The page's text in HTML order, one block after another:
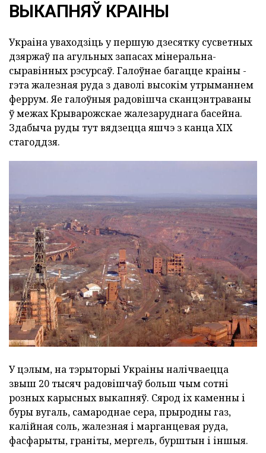
ВЫКАПНЯЎ КРАІНЫ
Украіна уваходзіць у першую дзесятку сусветных
дзяржаў па агульных запасах мінеральна-
сыравінных рэсурсаў. Галоўнае багацце краіны -
гэта жалезная руда з даволі высокім утрыманнем
феррум. Яе галоўныя радовішча сканцэнтраваны
ў межах Крыварожскае жалезаруднага басейна.
Здабыча руды тут вядзецца яшчэ з канца XIX
стагоддзя.
У цэлым, на тэрыторыі Украіны налічваецца
звыш 20 тысяч радовішчаў больш чым сотні
розных карысных выкапняў. Сярод іх каменны і
буры вугаль, самароднае сера, прыродны газ,
калійная соль, жалезная і марганцевая руда,
фасфарыты, граніты, мергель, бурштын і іншыя.